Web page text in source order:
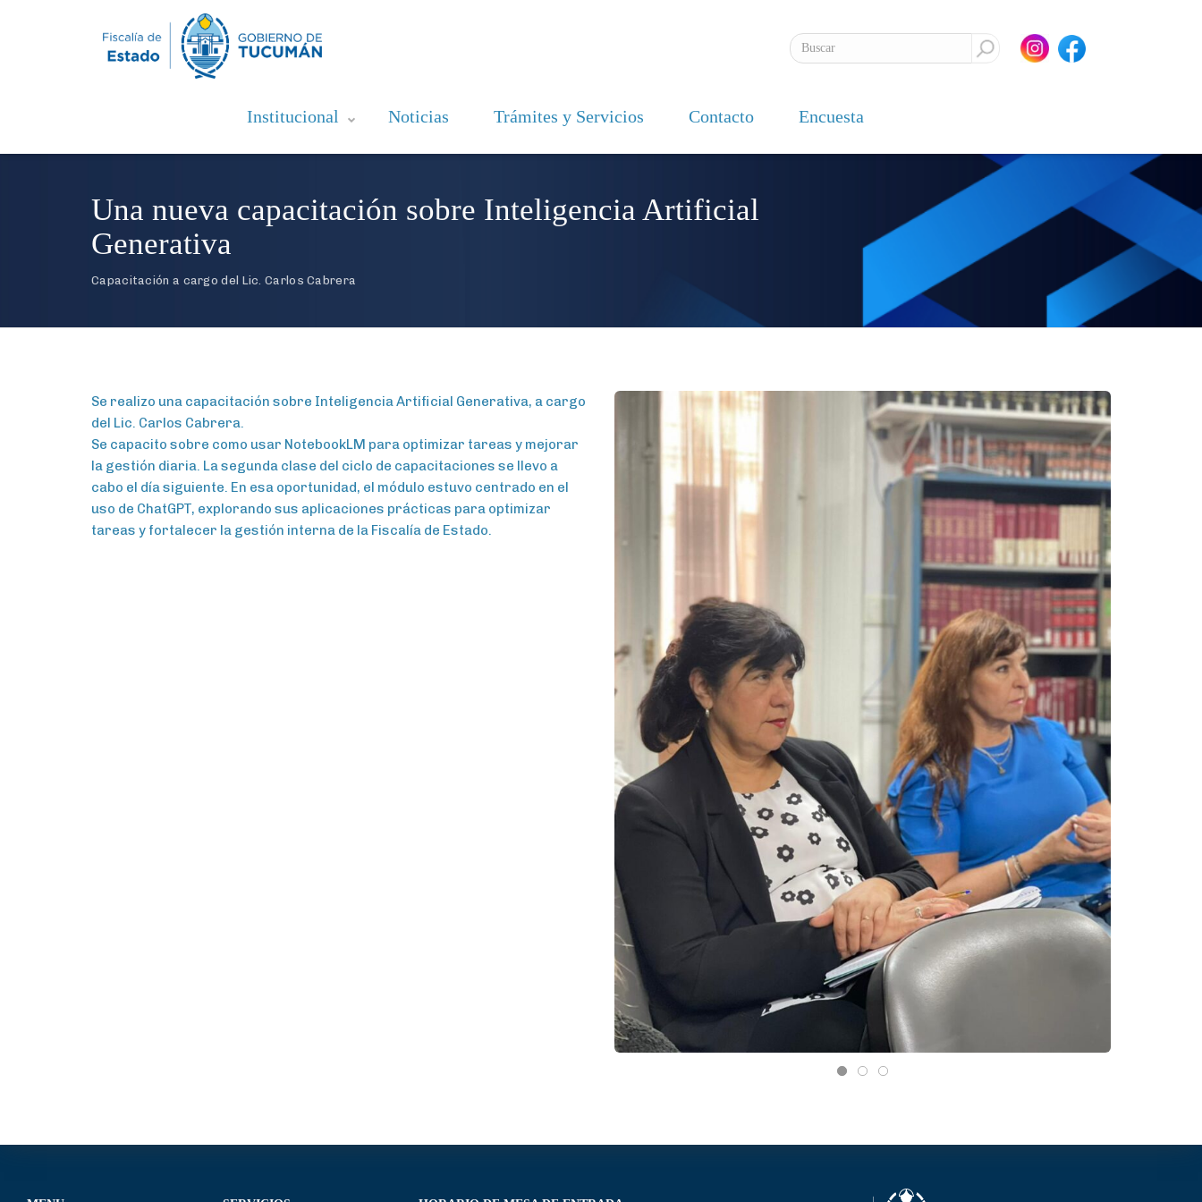
Institucional Noticias Trámites y Servicios Contacto Encuesta
Una nueva capacitación sobre Inteligencia Artificial
Generativa
Capacitación a cargo del Lic. Carlos Cabrera
Se realizo una capacitación sobre Inteligencia Artificial Generativa, a cargo
del Lic. Carlos Cabrera.
Se capacito sobre como usar NotebookLM para optimizar tareas y mejorar
la gestión diaria. La segunda clase del ciclo de capacitaciones se llevo a
cabo el día siguiente. En esa oportunidad, el módulo estuvo centrado en el
uso de ChatGPT, explorando sus aplicaciones prácticas para optimizar
tareas y fortalecer la gestión interna de la Fiscalía de Estado.